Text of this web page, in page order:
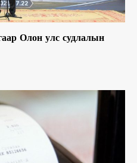
Олон улс судлалын